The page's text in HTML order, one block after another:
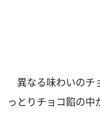
異なる味わいのチ
っとりチョコ餡の中